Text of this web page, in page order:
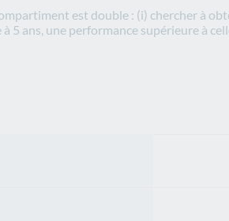
est double : (i) chercher à
5 ans, une performance supérieure à